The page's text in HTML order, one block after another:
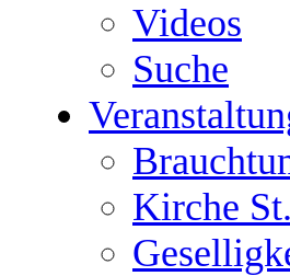
Videos
Suche
Kirche